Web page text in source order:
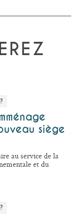
siège
au service de la
et du